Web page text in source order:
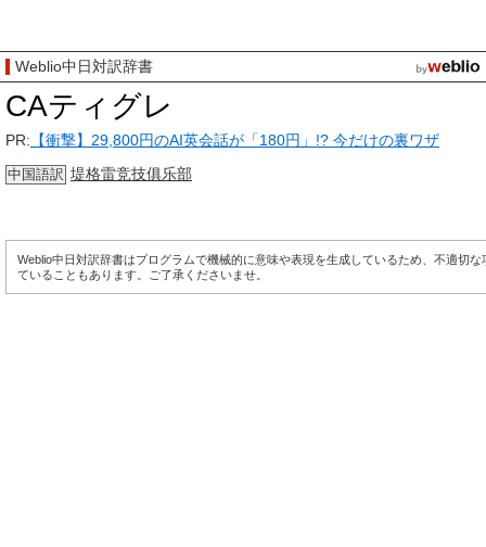
Weblio中日対訳辞書
CAティグレ
PR: 【衝撃】29,800円のAI英会話が「180円」!? 今だけの裏ワザ
中国語訳 堤格雷竞技俱乐部
Weblio中日対訳辞書はプログラムで機械的に意味や表現を生成しているため、不適切な
ていることもあります。ご了承くださいませ。